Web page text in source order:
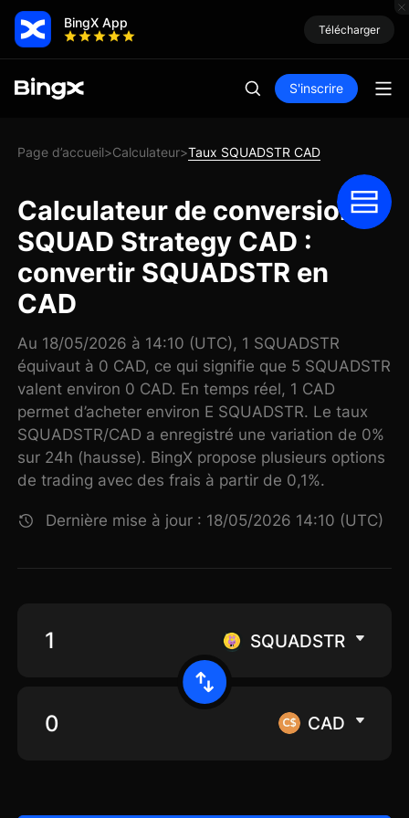
BingX App Télécharger
S'inscrire
Page d’accueil>Calculateur>Taux SQUADSTR CAD
Calculateur de conversion
SQUAD Strategy CAD :
convertir SQUADSTR en
CAD
Au 18/05/2026 à 14:10 (UTC), 1 SQUADSTR
équivaut à 0 CAD, ce qui signifie que 5 SQUADSTR
valent environ 0 CAD. En temps réel, 1 CAD
permet d’acheter environ E SQUADSTR. Le taux
SQUADSTR/CAD a enregistré une variation de 0%
sur 24h (hausse). BingX propose plusieurs options
de trading avec des frais à partir de 0,1%.
Dernière mise à jour : 18/05/2026 14:10 (UTC)
SQUADSTR
CAD